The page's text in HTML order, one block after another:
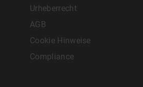
Urheberrecht
AGB
Cookie Hinweise
Compliance